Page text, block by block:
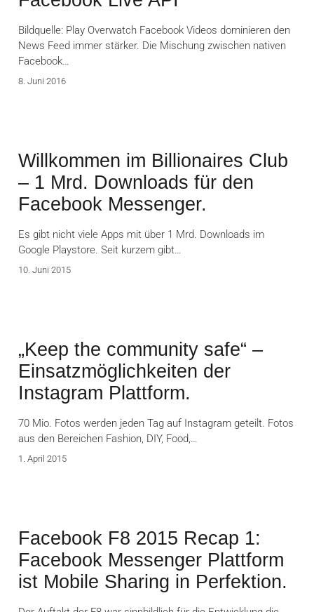
Bildquelle: Play Overwatch Facebook Videos dominieren den
News Feed immer stärker. Die Mischung zwischen nativen
Facebook…
8. Juni 2016
Willkommen im Billionaires Club
– 1 Mrd. Downloads für den
Facebook Messenger.
Es gibt nicht viele Apps mit über 1 Mrd. Downloads im
Google Playstore. Seit kurzem gibt…
10. Juni 2015
„Keep the community safe“ –
Einsatzmöglichkeiten der
Instagram Plattform.
70 Mio. Fotos werden jeden Tag auf Instagram geteilt. Fotos
aus den Bereichen Fashion, DIY, Food,…
1. April 2015
Facebook F8 2015 Recap 1:
Facebook Messenger Plattform
ist Mobile Sharing in Perfektion.